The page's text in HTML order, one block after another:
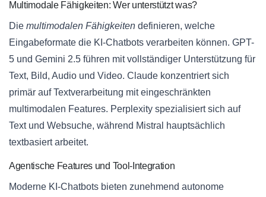
Multimodale Fähigkeiten: Wer unterstützt was?
Die multimodalen Fähigkeiten definieren, welche
Eingabeformate die KI-Chatbots verarbeiten können. GPT-
5 und Gemini 2.5 führen mit vollständiger Unterstützung für
Text, Bild, Audio und Video. Claude konzentriert sich
primär auf Textverarbeitung mit eingeschränkten
multimodalen Features. Perplexity spezialisiert sich auf
Text und Websuche, während Mistral hauptsächlich
textbasiert arbeitet.
Agentische Features und Tool-Integration
Moderne KI-Chatbots bieten zunehmend autonome